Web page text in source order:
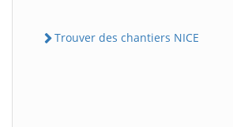
Trouver des chantiers NICE